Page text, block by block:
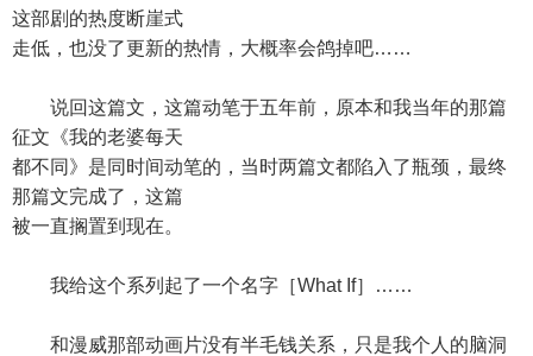
这部剧的热度断崖式
走低，也没了更新的热情，大概率会鸽掉吧……
说回这篇文，这篇动笔于五年前，原本和我当年的那篇
征文《我的老婆每天
都不同》是同时间动笔的，当时两篇文都陷入了瓶颈，最终
那篇文完成了，这篇
被一直搁置到现在。
我给这个系列起了一个名字［What If］……
和漫威那部动画片没有半毛钱关系，只是我个人的脑洞